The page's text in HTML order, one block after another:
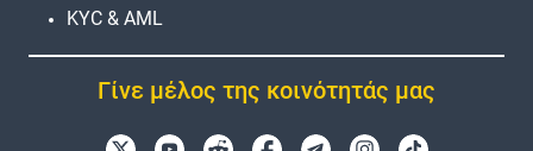
KYC & AML
Γίνε μέλος της κοινότητάς μας